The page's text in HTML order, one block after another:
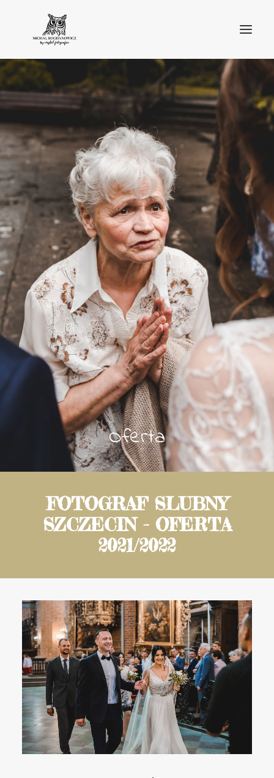
O MNIE
PORTFOLIO
STREFA KLIENTA
KONTAKT
Oferta
FOTOGRAF SLUBNY
SZCZECIN - OFERTA
2021/2022